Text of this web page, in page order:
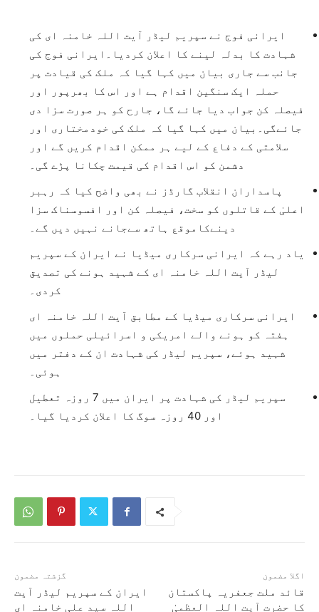
ایرانی فوج نے سپریم لیڈر آیت اللہ خامنہ ای کی
شہادت کا بدلہ لینے کا اعلان کردیا۔ایرانی فوج کی
جانب سے جاری بیان میں کہا گیا کہ ملک کی قیادت پر
حملہ ایک سنگین اقدام ہے اور اس کا بھرپور اور
فیصلہ کن جواب دیا جائے گا، جارح کو ہر صورت سزا دی
جائےگی۔بیان میں کہا گیا کہ ملک کی خودمختاری اور
سلامتی کے دفاع کے لیے ہر ممکن اقدام کریں گے اور
دشمن کو اس اقدام کی قیمت چکانا پڑے گی۔
پاسداران انقلاب گارڈز نے بھی واضح کیا کہ رہبر
اعلیٰ کے قاتلوں کو سخت، فیصلہ کن اور افسوسناک سزا
دینےکاموقع ہاتھ سےجانے نہیں دیں گے۔
یاد رہے کہ ایرانی سرکاری میڈیا نے ایران کے سپریم
لیڈر آیت اللہ خامنہ ای کے شہید ہونے کی تصدیق
کردی۔
ایرانی سرکاری میڈیا کے مطابق آیت اللہ خامنہ ای
ہفتہ کو ہونے والے امریکی و اسرائیلی حملوں میں
شہید ہوئے، سپریم لیڈر کی شہادت ان کے دفتر میں
ہوئی۔
سپریم لیڈر کی شہادت پر ایران میں 7 روزہ تعطیل
اور 40 روزہ سوگ کا اعلان کردیا گیا۔
گزشتہ مضمون
ایران کے سپریم لیڈر آیت
اللہ سید علی خامنہ ای
اگلا مضمون
قائد ملت جعفریہ پاکستان
کا حضرت آیت اللہ العظمیٰ